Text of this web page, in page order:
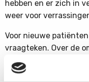
hebben en er zich in
weer voor
Voor nieuwe
vraagteken. Over de
we het dan nog niet
niet wat van deze